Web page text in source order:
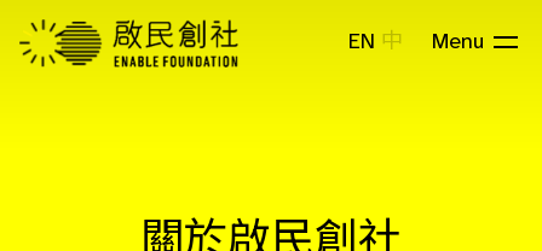
EN 中 Menu
關於啟民創社